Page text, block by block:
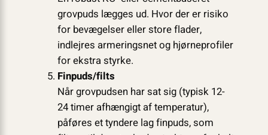
grovpuds lægges ud. Hvor der er risiko
for bevægelser eller store flader,
indlejres armeringsnet og hjørneprofiler
for ekstra styrke.
Finpuds/filts
Når grovpudsen har sat sig (typisk 12-
24 timer afhængigt af temperatur),
påføres et tyndere lag finpuds, som